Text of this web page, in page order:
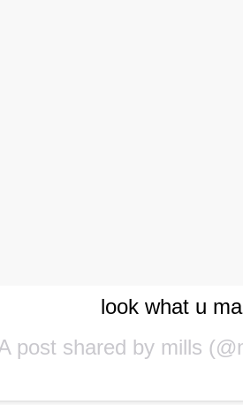
look what u
post shared by mills